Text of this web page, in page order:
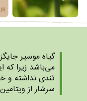
گیاه موسیر
می‌باشد زیرا که
تندی نداشته و
سرشار از